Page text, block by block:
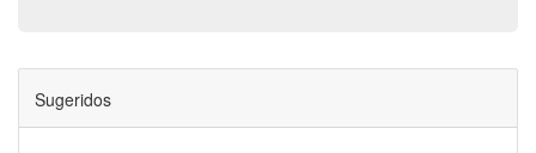
Sugeridos